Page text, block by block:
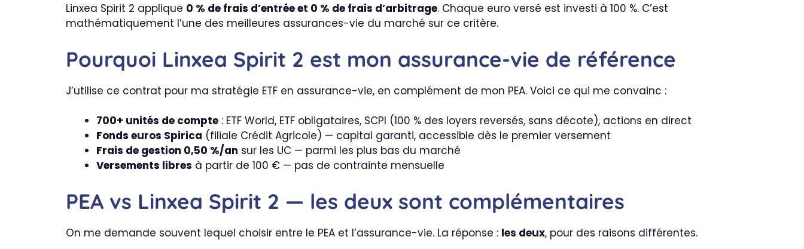
Linxea Spirit 2 applique 0 % de frais d’entrée et 0 % de frais d’arbitrage. Chaque euro versé est investi à 100 %. C’est
mathématiquement l’une des meilleures assurances-vie du marché sur ce critère.
Pourquoi Linxea Spirit 2 est mon assurance-vie de référence
J’utilise ce contrat pour ma stratégie ETF en assurance-vie, en complément de mon PEA. Voici ce qui me convainc :
700+ unités de compte: ETF World, ETF obligataires, SCPI (100 % des loyers reversés, sans décote), actions en direct
Fonds euros Spirica (filiale Crédit Agricole) — capital garanti, accessible dès le premier versement
Frais de gestion 0,50 %/an sur les UC — parmi les plus bas du marché
Versements libres à partir de 100 € — pas de contrainte mensuelle
PEA vs Linxea Spirit 2 — les deux sont complémentaires
On me demande souvent lequel choisir entre le PEA et l’assurance-vie. La réponse : les deux, pour des raisons différentes.